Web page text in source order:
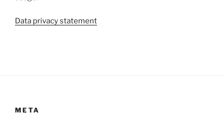
Data privacy statement
META